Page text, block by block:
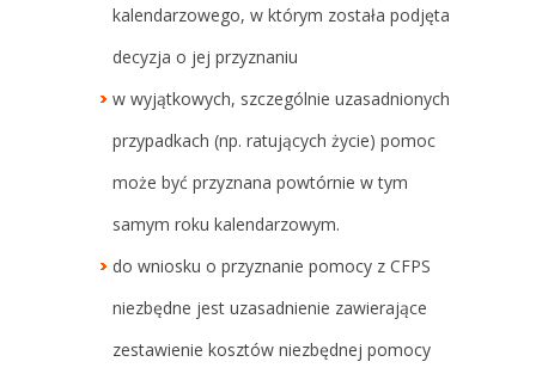
kalendarzowego, w którym została podjęta
decyzja o jej przyznaniu
w wyjątkowych, szczególnie uzasadnionych
przypadkach (np. ratujących życie) pomoc
może być przyznana powtórnie w tym
samym roku kalendarzowym.
do wniosku o przyznanie pomocy z CFPS
niezbędne jest uzasadnienie zawierające
zestawienie kosztów niezbędnej pomocy